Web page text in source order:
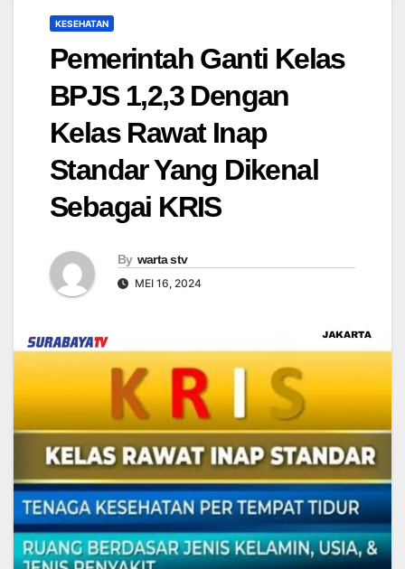
KESEHATAN
Pemerintah Ganti Kelas
BPJS 1,2,3 Dengan
Kelas Rawat Inap
Standar Yang Dikenal
Sebagai KRIS
By warta stv
MEI 16, 2024